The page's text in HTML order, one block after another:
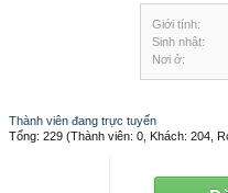
Giới tính:
Sinh nhật:
Nơi ở:
Thành viên đang trực tuyến
Tổng: 229 (Thành viên: 0, Khách: 204,